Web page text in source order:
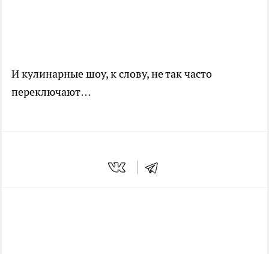
И кулинарные шоу, к слову, не так часто
переключают…